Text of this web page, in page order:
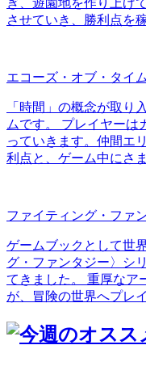
させていき、勝利点を
エコーズ・オブ・タイム
「時間」の概念が取り
ムです。 プレイヤーは
っていきます。仲間エ
利点と、ゲーム中にさ
ファイティング・ファ
ゲームブックとして世
グ・ファンタジー〉シ
てきました。 重厚なア
が、冒険の世界へプレ